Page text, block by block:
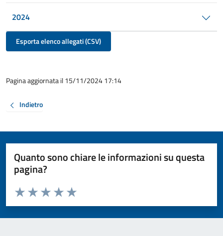
2024
Esporta elenco allegati (CSV)
Pagina aggiornata il 15/11/2024 17:14
Indietro
Quanto sono chiare le informazioni su questa
pagina?
Valuta da 1 a 5 stelle la pagina
Valuta 5 stelle su 5
Valuta 4 stelle su 5
Valuta 3 stelle su 5
Valuta 2 stelle su 5
Valuta 1 stelle su 5